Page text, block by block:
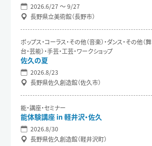
2026.6/27 〜 9/27
長野県立美術館（長野市）
ポップス・コーラス・その他（音楽）・ダンス・その他（舞
台・芸能）・手芸・工芸・ワークショップ
佐久の夏
2026.8/23
長野県佐久創造館（佐久市）
能・講座・セミナー
能体験講座 in 軽井沢・佐久
2026.8/30
長野県佐久創造館（軽井沢町）